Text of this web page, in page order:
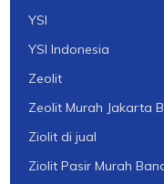
YSI
YSI Indonesia
Zeolit
Zeolit Murah Jakarta
Ziolit di jual
Ziolit Pasir Murah